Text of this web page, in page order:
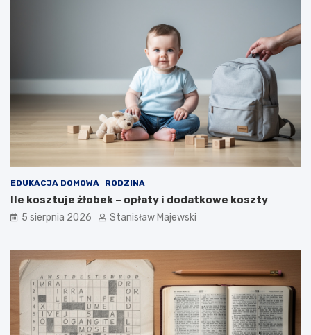
EDUKACJA DOMOWA RODZINA
Ile kosztuje żłobek – opłaty i dodatkowe koszty
5 sierpnia 2026 Stanisław Majewski